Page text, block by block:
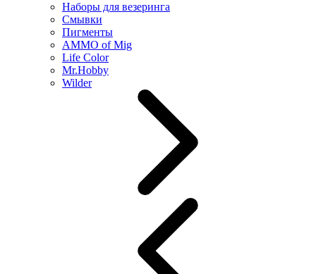
Наборы для везеринга
Смывки
Пигменты
AMMO of Mig
Life Color
Mr.Hobby
Wilder